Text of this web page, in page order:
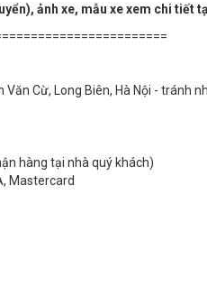
ảnh xe, mẫu xe xem chi tiết
Văn Cừ, Long Biên, Hà Nội - tránh
hàng tại nhà quý khách)
Mastercard